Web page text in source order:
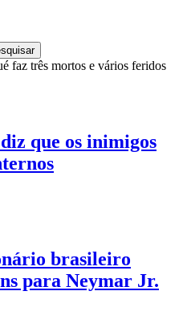
faz três mortos e vários feridos
que os inimigos
brasileiro
para Neymar Jr.